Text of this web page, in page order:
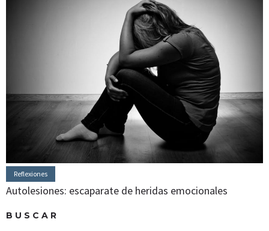
Reflexiones
Autolesiones: escaparate de heridas emocionales
BUSCAR